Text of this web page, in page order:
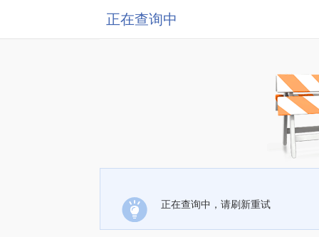
正在查询中
正在查询中，请刷新重试